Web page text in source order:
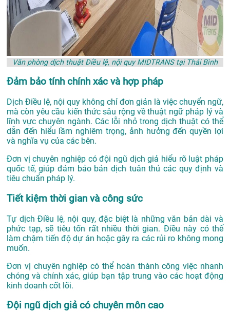
Văn phòng dịch thuật Điều lệ, nội quy MIDTRANS tại Thái Bình
Đảm bảo tính chính xác và hợp pháp
Dịch Điều lệ, nội quy không chỉ đơn giản là việc chuyển ngữ,
mà còn yêu cầu kiến thức sâu rộng về thuật ngữ pháp lý và
lĩnh vực chuyên ngành. Các lỗi nhỏ trong dịch thuật có thể
dẫn đến hiểu lầm nghiêm trọng, ảnh hưởng đến quyền lợi
và nghĩa vụ của các bên.
Đơn vị chuyên nghiệp có đội ngũ dịch giả hiểu rõ luật pháp
quốc tế, giúp đảm bảo bản dịch tuân thủ các quy định và
tiêu chuẩn pháp lý.
Tiết kiệm thời gian và công sức
Tự dịch Điều lệ, nội quy, đặc biệt là những văn bản dài và
phức tạp, sẽ tiêu tốn rất nhiều thời gian. Điều này có thể
làm chậm tiến độ dự án hoặc gây ra các rủi ro không mong
muốn.
Đơn vị chuyên nghiệp có thể hoàn thành công việc nhanh
chóng và chính xác, giúp bạn tập trung vào các hoạt động
kinh doanh cốt lõi.
Đội ngũ dịch giả có chuyên môn cao